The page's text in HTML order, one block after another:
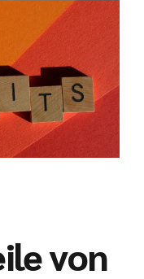
von